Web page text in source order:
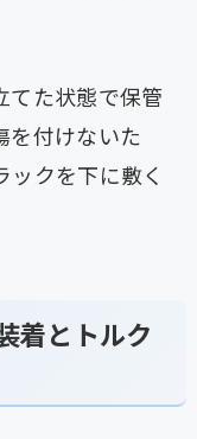
てた状態で保管
を付けないた
クを下に敷く
着とトルク